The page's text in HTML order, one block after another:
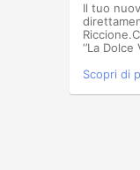
Il tuo
‘’La
Scopri di